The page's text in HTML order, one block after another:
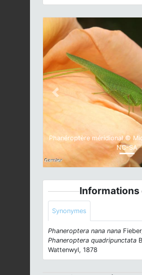
Phanéroptère méridional ©
NC-SA
Previous
Informations
Synonymes
Phaneroptera nana nana
Phaneroptera quadripunctata
Wattenwyl, 1878